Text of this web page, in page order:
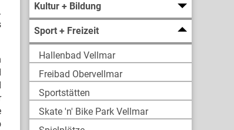
Kultur + Bildung
Sport + Freizeit
Hallenbad Vellmar
Freibad Obervellmar
Sportstätten
Skate 'n' Bike Park Vellmar